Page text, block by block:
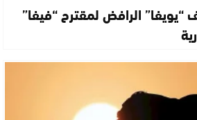
الرافض لمقترح “فيفا”